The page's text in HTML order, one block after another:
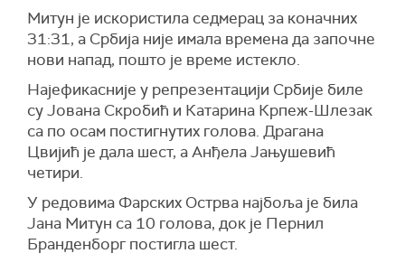
Митун је искористила седмерац за коначних
31:31, а Србија није имала времена да започне
нови напад, пошто је време истекло.
Најефикасније у репрезентацији Србије биле
су Јована Скробић и Катарина Крпеж-Шлезак
са по осам постигнутих голова. Драгана
Цвијић је дала шест, а Анђела Јањушевић
четири.
У редовима Фарских Острва најбоља је била
Јана Митун са 10 голова, док је Пернил
Бранденборг постигла шест.